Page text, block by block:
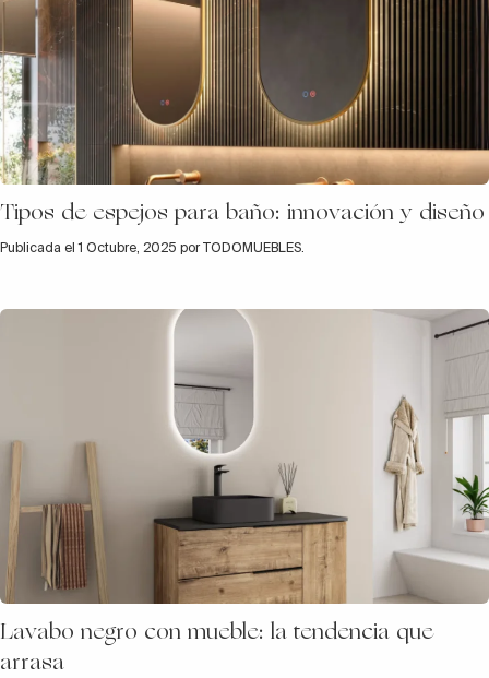
Tipos de espejos para baño: innovación y diseño
Publicada el 1 Octubre, 2025 por TODOMUEBLES.
Lavabo negro con mueble: la tendencia que
arrasa